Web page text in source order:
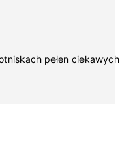
pełen ciekawych